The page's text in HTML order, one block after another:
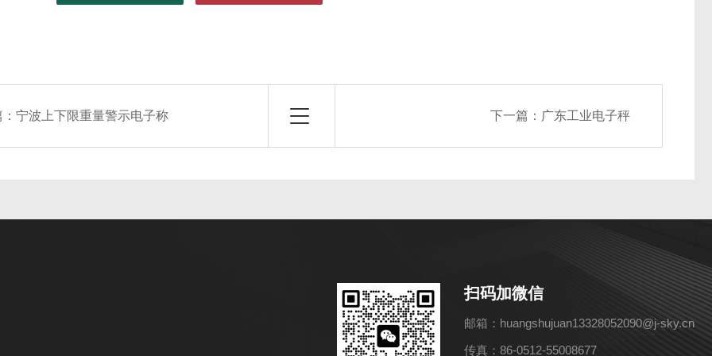
：宁波上下限重量警示电子称 下一篇： 广东工业电子秤
扫码加微信
邮箱：huangshujuan13328052090@j-sky.cn
传真：86-0512-55008677